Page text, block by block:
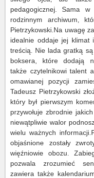
pedagogicznej. Sama
rodzinnym archiwum,
Pietrzykowski.Na uwagę
idealnie oddaje jej klimat
treścią. Nie lada gratką
boksera, które dodają
także czytelnikowi talent
omawianej pozycji
Tadeusz Pietrzykowski
który był pierwszym
przywołuje zbrodnie
niewątpliwie walor
wielu ważnych
objaśnione zostały
więźniowie obozu.
pozwala zrozumieć
zawiera także